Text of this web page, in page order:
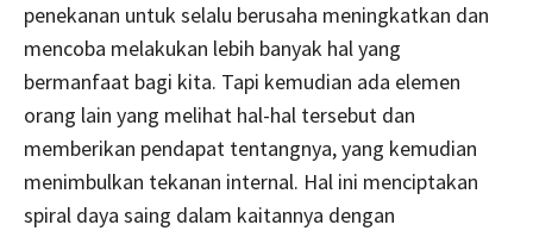
penekanan untuk selalu berusaha meningkatkan dan
mencoba melakukan lebih banyak hal yang
bermanfaat bagi kita. Tapi kemudian ada elemen
orang lain yang melihat hal-hal tersebut dan
memberikan pendapat tentangnya, yang kemudian
menimbulkan tekanan internal. Hal ini menciptakan
spiral daya saing dalam kaitannya dengan